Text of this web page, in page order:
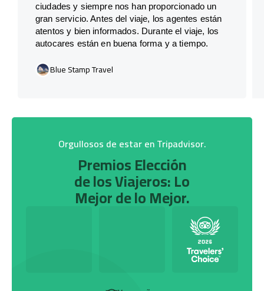
ciudades y siempre nos han proporcionado un
gran servicio. Antes del viaje, los agentes están
atentos y bien informados. Durante el viaje, los
autocares están en buena forma y a tiempo.
Blue Stamp Travel
Orgullosos de estar en Tripadvisor.
Premios Elección
de los Viajeros: Lo
Mejor de lo Mejor.